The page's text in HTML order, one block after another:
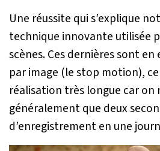
Une réussite qui s’explique
technique innovante utilisée
scènes. Ces dernières sont
par image (le stop motion),
réalisation très longue car on
généralement que deux
d’enregistrement en une